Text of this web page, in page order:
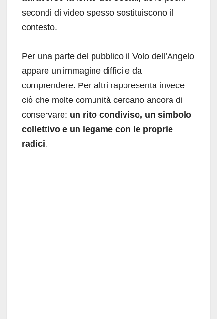
secondi di video spesso sostituiscono il
contesto.
Per una parte del pubblico il Volo dell’Angelo
appare un’immagine difficile da
comprendere. Per altri rappresenta invece
ciò che molte comunità cercano ancora di
conservare: un rito condiviso, un simbolo
collettivo e un legame con le proprie
radici.